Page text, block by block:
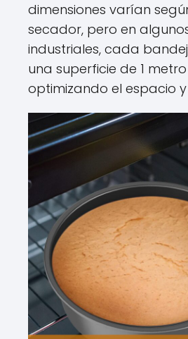
dimensiones varían
secador, pero en
industriales, cada
una superficie de 1
optimizando el espacio